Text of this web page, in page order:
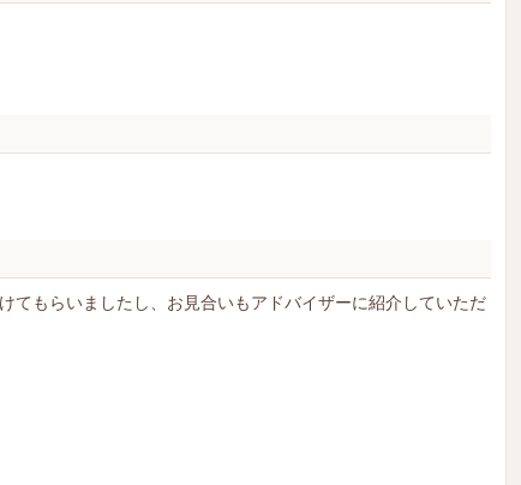
てもらいましたし、お見合いもアドバイザーに紹介していただ